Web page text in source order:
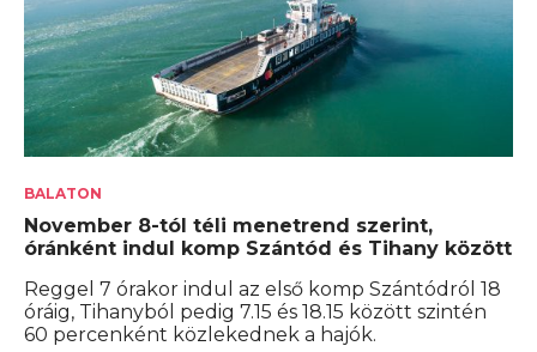
BALATON
November 8-tól téli menetrend szerint,
óránként indul komp Szántód és Tihany között
Reggel 7 órakor indul az első komp Szántódról 18
óráig, Tihanyból pedig 7.15 és 18.15 között szintén
60 percenként közlekednek a hajók.